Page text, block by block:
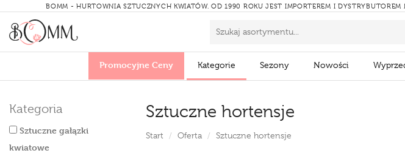
BOMM - HURTOWNIA SZTUCZNYCH KWIATÓW. OD 1990 ROKU JEST IMPORTEREM I
Promocyjne Ceny Kategorie Sezony Nowości
Kategoria
Sztuczne gałązki
kwiatowe
Sztuczne hortensje
Start Oferta Sztuczne hortensje